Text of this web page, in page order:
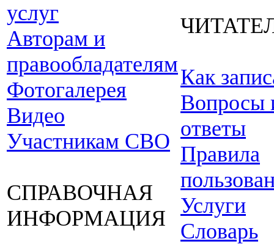
услуг
Авторам и
правообладателям
Фотогалерея
Видео
Участникам СВО
СПРАВОЧНАЯ
ИНФОРМАЦИЯ
Как
Вопросы
ответы
Правила
Услуги
Словарь